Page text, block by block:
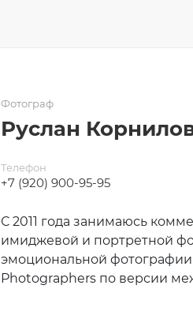
Фотограф
Руслан
Телефон
+7 (920) 900-95-95
С 2011 года занимаюсь
имиджевой и портретной
эмоциональной фотографии
Photographers по версии